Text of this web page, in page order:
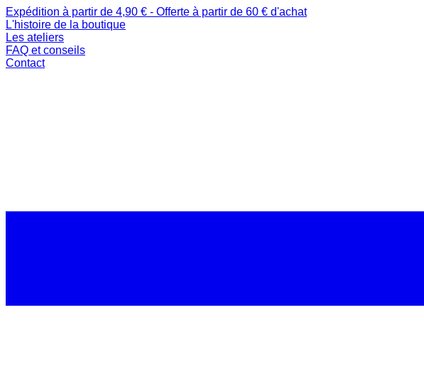
Expédition à partir de 4,90 € - Offerte à partir de 60 € d'achat
L'histoire de la boutique
Les ateliers
FAQ et conseils
Contact